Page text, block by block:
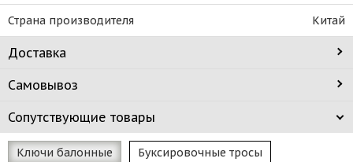
Страна производителя Китай
Доставка
Самовывоз
Сопутствующие товары
Ключи балонные Буксировочные тросы